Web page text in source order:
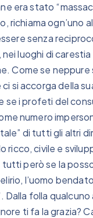
era stato
richiama ogn’uno
senza
luoghi di
Come se neppure
si accorga della
se i profeti del
numero
di tutti gli altri
ricco, civile e
tutti però se la
l’uomo
folla
ti fa la grazia?